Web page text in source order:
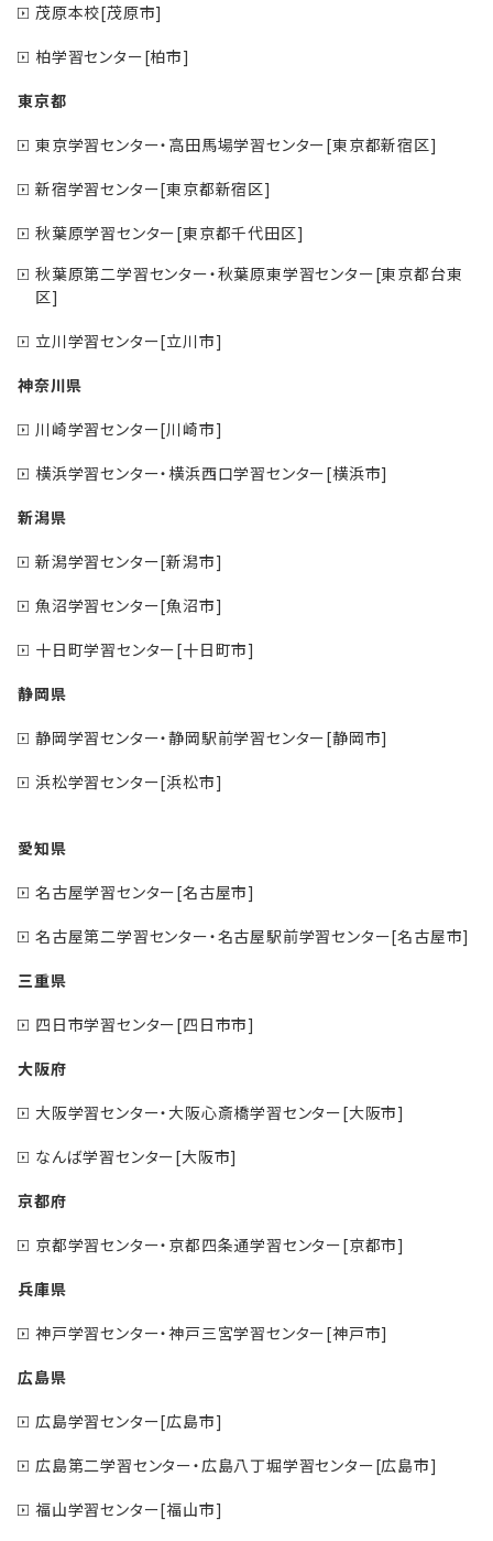
茂原本校[茂原市]
柏学習センター[柏市]
東京都
東京学習センター・高田馬場学習センター[東京都新宿区]
新宿学習センター[東京都新宿区]
秋葉原学習センター[東京都千代田区]
秋葉原第二学習センター・秋葉原東学習センター[東京都台東
区]
立川学習センター[立川市]
神奈川県
川崎学習センター[川崎市]
横浜学習センター・横浜西口学習センター[横浜市]
新潟県
新潟学習センター[新潟市]
魚沼学習センター[魚沼市]
十日町学習センター[十日町市]
静岡県
静岡学習センター・静岡駅前学習センター[静岡市]
浜松学習センター[浜松市]
愛知県
名古屋学習センター[名古屋市]
名古屋第二学習センター・名古屋駅前学習センター[名古屋市]
三重県
四日市学習センター[四日市市]
大阪府
大阪学習センター・大阪心斎橋学習センター[大阪市]
なんば学習センター[大阪市]
京都府
京都学習センター・京都四条通学習センター[京都市]
兵庫県
神戸学習センター・神戸三宮学習センター[神戸市]
広島県
広島学習センター[広島市]
広島第二学習センター・広島八丁堀学習センター[広島市]
福山学習センター[福山市]